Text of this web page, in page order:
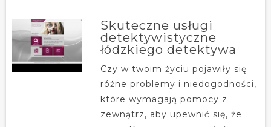
Skuteczne usługi
detektywistyczne
łódzkiego detektywa
Czy w twoim życiu pojawiły się
różne problemy i niedogodności,
które wymagają pomocy z
zewnątrz, aby upewnić się, że